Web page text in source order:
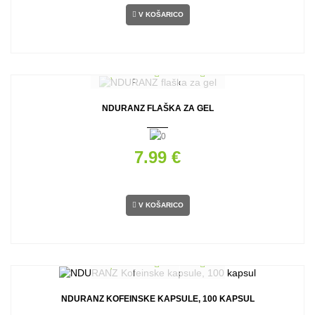
V KOŠARICO
NDURANZ FLAŠKA ZA GEL
7.99 €
V KOŠARICO
NDURANZ KOFEINSKE KAPSULE, 100 KAPSUL